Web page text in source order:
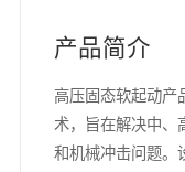
产品简介
高压固态软起动产
术，旨在解决中、
和机械冲击问题。